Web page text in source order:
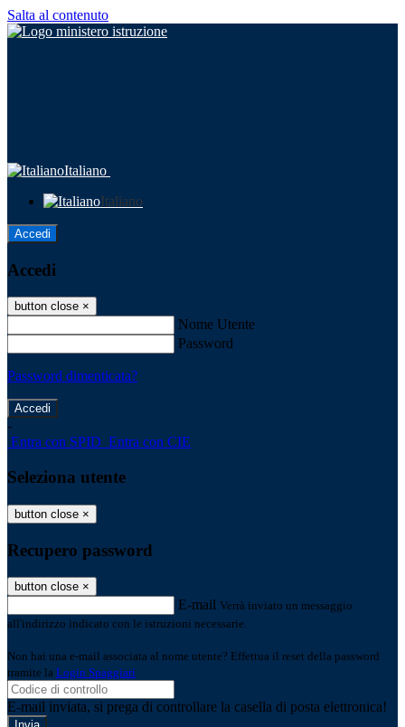
Salta al contenuto
Italiano
Italiano
Accedi
Accedi
button close ×
Nome Utente
Password
Password dimenticata?
-
Entra con SPID Entra con CIE
Seleziona utente
button close ×
Recupero password
button close ×
E-mail Verrà inviato un messaggio
all'indirizzo indicato con le istruzioni necessarie.
Non hai una e-mail associata al nome utente? Effettua il reset della password
tramite la Login Spaggiari
E-mail inviata, si prega di controllare la casella di posta elettronica!